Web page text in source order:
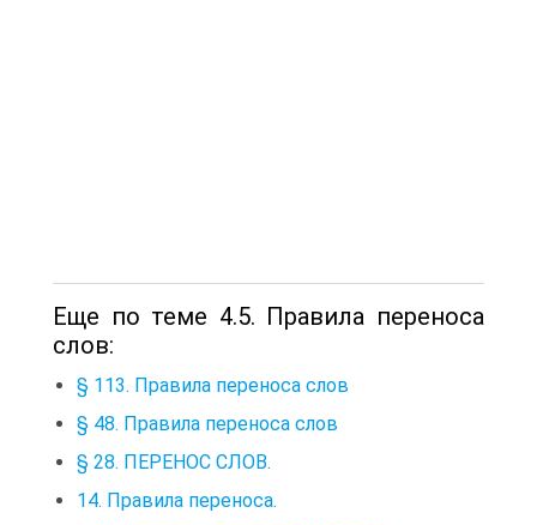
Еще по теме 4.5. Правила переноса
слов:
§ 113. Правила переноса слов
§ 48. Правила переноса слов
§ 28. ПЕРЕНОС СЛОВ.
14. Правила переноса.